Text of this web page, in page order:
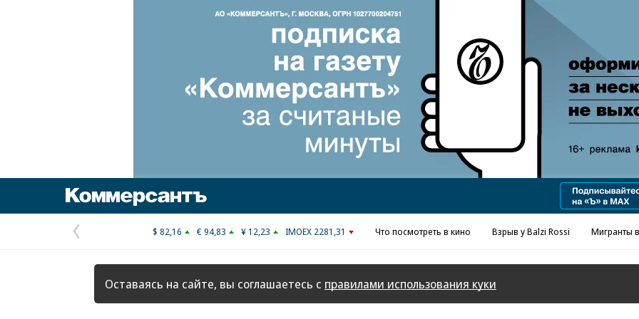
Предыдущая
страница
$ 82,16 € 94,83 ¥ 12,23 IMOEX 2281,31 Что посмотреть в кино Взрыв у Balzi Rossi Мигранты
Оставаясь на сайте, вы соглашаетесь с правилами использования куки